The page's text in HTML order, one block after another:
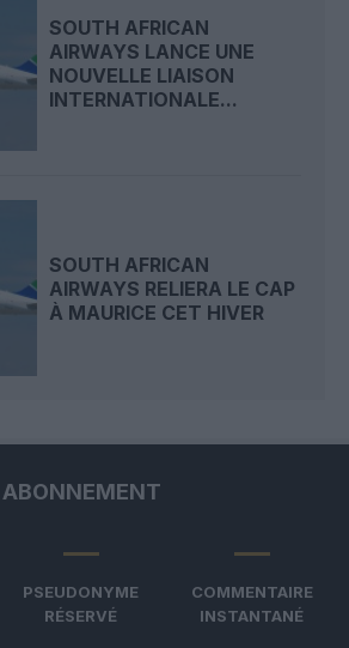
SOUTH AFRICAN
AIRWAYS LANCE UNE
NOUVELLE LIAISON
INTERNATIONALE...
SOUTH AFRICAN
AIRWAYS RELIERA LE CAP
À MAURICE CET HIVER
ABONNEMENT
PSEUDONYME
RÉSERVÉ
COMMENTAIRE
INSTANTANÉ